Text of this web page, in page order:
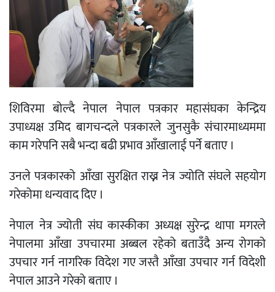
शिविरमा बोल्दै नेपाल नेपाल पत्रकार महासंघका केन्द्रिय
उपाध्यक्ष उमिद बागचन्दले पत्रकारले जुनसुकै संचारमाध्यममा
काम गरेपनि सबै भन्दा बढी प्रभाव आँखालाई पर्ने बताए ।
उनले पत्रकारको आँखा सुरक्षित राख्न नेत्र ज्योति संघले सहयोग
गरेकोमा धन्यवाद दिए ।
नेपाल नेत्र ज्योती संघ कास्कीका अध्यक्ष सुरेन्द्र थापा मगरले
नेपालमा आँखा उपचारमा अब्बल रहेको बताउँदै अन्य रोगको
उपचार गर्न नागरिक विदेश गए जस्तै आँखा उपचार गर्न विदेशी
नेपाल आउने गरेको बताए ।